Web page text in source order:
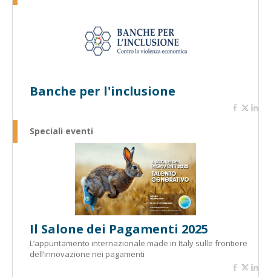
Banche per l'inclusione
Speciali eventi
Il Salone dei Pagamenti 2025
L’appuntamento internazionale made in Italy sulle frontiere
dell’innovazione nei pagamenti